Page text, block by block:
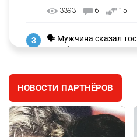
3393 6 15
3
🗣 Мужчина сказал
заработал уголовное
🐏 Скота больше, а
Казахстане
баранину и конину
2781
НОВОСТИ ПАРТНЁРОВ